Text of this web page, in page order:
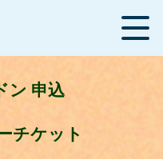
ン 申込
チケット